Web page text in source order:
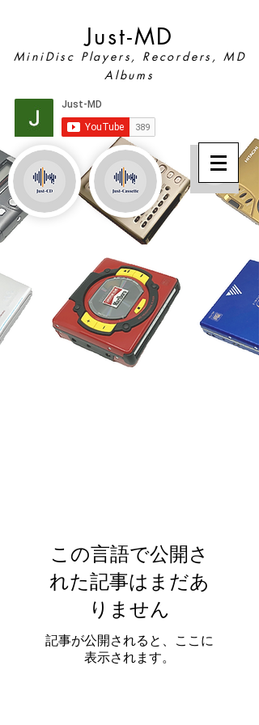
Just-MD
MiniDisc Players, Recorders, MD
Albums
この言語で公開さ
れた記事はまだあ
りません
記事が公開されると、ここに
表示されます。